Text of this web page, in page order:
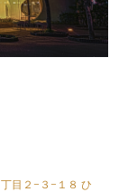
目２−３−１８ ひ